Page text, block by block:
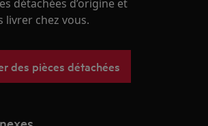
détachées d’origine et
livrer chez vous.
des pièces détachées